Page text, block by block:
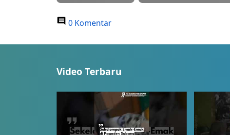
0 Komentar
Video Terbaru